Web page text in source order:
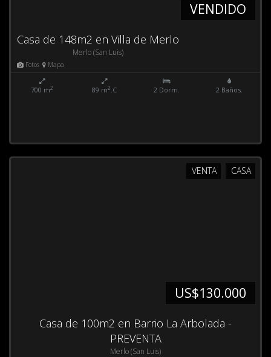
VENDIDO
Casa de 148m2 en Villa de Merlo
Merlo (San Luis)
Fotos Mapa
700 m2 89 m2.C 2 Dorm. 2 Baños.
CASA
VENTA
US$130.000
Casa de 100m2 en Barrio La Arbolada -
PREVENTA
Merlo (San Luis)